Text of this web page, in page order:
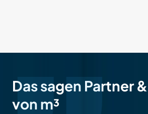
Das sagen Partner
von m³